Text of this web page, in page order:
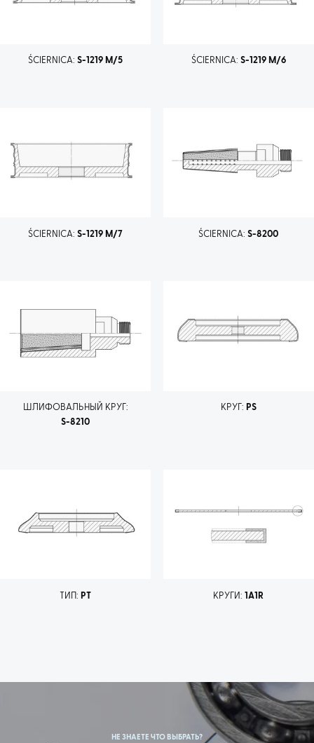
ŚCIERNICA:S-1219 M/5 ŚCIERNICA: S-1219 M/6
ŚCIERNICA:S-1219 M/7 ŚCIERNICA:S-8200
ШЛИФОВАЛЬНЫЙ КРУГ:
S-8210
КРУГ: PS
ТИП: PT КРУГИ:1A1R
НЕ ЗНАЕТЕ ЧТО ВЫБРАТЬ?